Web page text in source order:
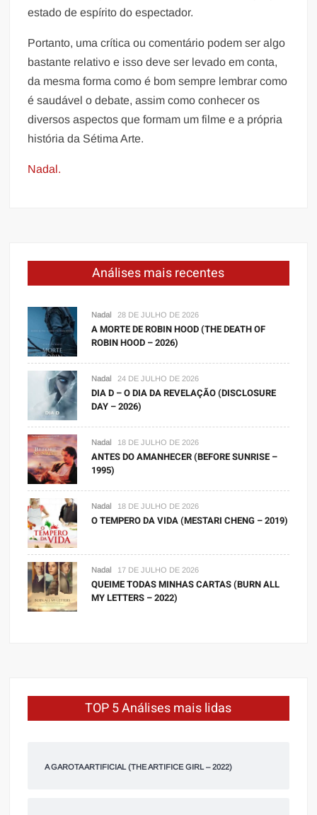
estado de espírito do espectador.
Portanto, uma crítica ou comentário podem ser algo
bastante relativo e isso deve ser levado em conta,
da mesma forma como é bom sempre lembrar como
é saudável o debate, assim como conhecer os
diversos aspectos que formam um filme e a própria
história da Sétima Arte.
Nadal.
Análises mais recentes
Nadal 28 DE JULHO DE 2026
A MORTE DE ROBIN HOOD (THE DEATH OF
ROBIN HOOD – 2026)
Nadal 24 DE JULHO DE 2026
DIA D – O DIA DA REVELAÇÃO (DISCLOSURE
DAY – 2026)
Nadal 18 DE JULHO DE 2026
ANTES DO AMANHECER (BEFORE SUNRISE –
1995)
Nadal 18 DE JULHO DE 2026
O TEMPERO DA VIDA (MESTARI CHENG – 2019)
Nadal 17 DE JULHO DE 2026
QUEIME TODAS MINHAS CARTAS (BURN ALL
MY LETTERS – 2022)
TOP 5 Análises mais lidas
A GAROTA ARTIFICIAL (THE ARTIFICE GIRL – 2022)